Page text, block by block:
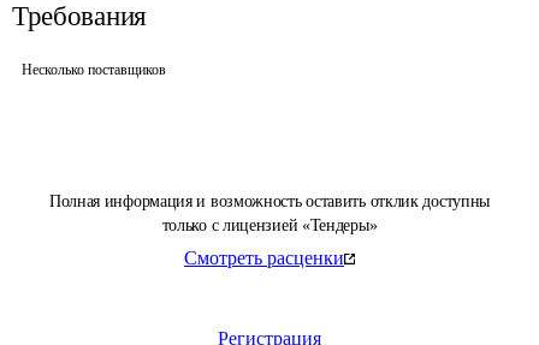
Полная информация и возможность оставить отклик доступны
только с лицензией «Тендеры»
Смотреть расценки
Регистрация
Требования
Несколько поставщиков